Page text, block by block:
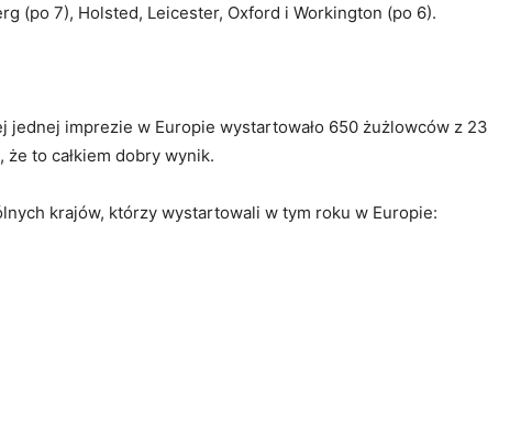
(po 7), Holsted, Leicester, Oxford i Workington (po 6).
jednej imprezie w Europie wystartowało 650 żużlowców z 23
to całkiem dobry wynik.
krajów, którzy wystartowali w tym roku w Europie: